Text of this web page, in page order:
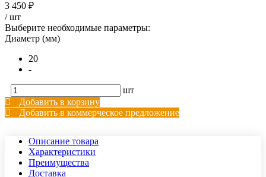
3 450 ₽
/шт
Выберите необходимые параметры:
Диаметр (мм)
20
-
шт
Добавить в корзину
Добавить в коммерческое предложение
Описание товара
Характеристики
Преимущества
Доставка